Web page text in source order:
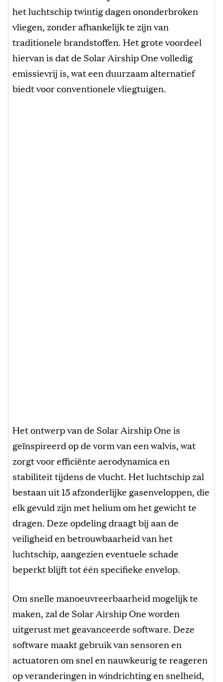
het luchtschip twintig dagen ononderbroken
vliegen, zonder afhankelijk te zijn van
traditionele brandstoffen. Het grote voordeel
hiervan is dat de Solar Airship One volledig
emissievrij is, wat een duurzaam alternatief
biedt voor conventionele vliegtuigen.
Het ontwerp van de Solar Airship One is
geïnspireerd op de vorm van een walvis, wat
zorgt voor efficiënte aerodynamica en
stabiliteit tijdens de vlucht. Het luchtschip zal
bestaan ​​uit 15 afzonderlijke gasenveloppen, die
elk gevuld zijn met helium om het gewicht te
dragen. Deze opdeling draagt bij aan de
veiligheid en betrouwbaarheid van het
luchtschip, aangezien eventuele schade
beperkt blijft tot één specifieke envelop.
Om snelle manoeuvreerbaarheid mogelijk te
maken, zal de Solar Airship One worden
uitgerust met geavanceerde software. Deze
software maakt gebruik van sensoren en
actuatoren om snel en nauwkeurig te reageren
op veranderingen in windrichting en snelheid,